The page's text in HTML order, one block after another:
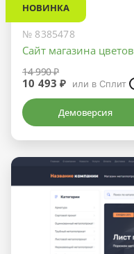
НОВИНКА
№ 8385478
Сайт магазина цветов
14 990 ₽
10 493 ₽ или в Сплит
Демоверсия